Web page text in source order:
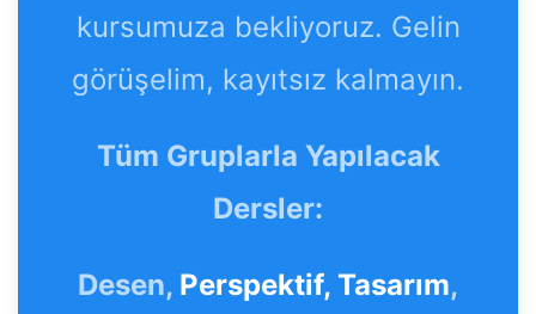
kursumuza bekliyoruz. Gelin
görüşelim, kayıtsız kalmayın.
Tüm Gruplarla Yapılacak
Dersler:
Desen, Perspektif, Tasarım,